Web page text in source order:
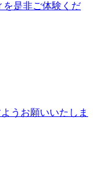
を是非ご体験くだ
うお願いいたしま